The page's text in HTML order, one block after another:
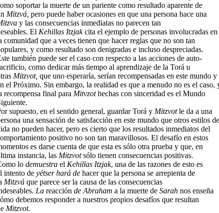
soportar la muerte de un pariente como resultado aparente de
Mitzvá, pero puede haber ocasiones en que una persona hace una
y las consecuencias inmediatas no parecen tan
El Kehillas Itzjakcita el ejemplo de personas involucradas en
comunidad que a veces tienen que hacer reglas que no son tan
y como resultado son denigradas e incluso despreciadas.
también puede ser el caso con respecto a las acciones de auto-
como dedicar más tiempo al aprendizaje de la Torá u
Mitzvot, que uno esperaría, serían recompensadas en este mundo y
el Próximo. Sin embargo, la realidad es que a menudo no es el caso,
recompensa final para Mitvzothechas con sinceridad es el Mundo
supuesto, en el sentido general, guardar Torá y Mitzvotle da a una
una sensación de satisfacción en este mundo que otros estilos de
no pueden hacer, pero es cierto que los resultados inmediatos del
positivo no son tan maravillosos. El desafío en estos
es darse cuenta de que esta es sólo otra prueba y que, en
instancia, las Mitzvotsólo tienen consecuencias positivas.
lo demuestra el Kehillas Itzjak, una de las razones de esto es
intento de yétser hará de hacer que la persona se arrepienta de
Mitzvá que parece ser la causa de las consecuencias
La reacción de Abraham a la muerte de Sarah nos enseña
debemos responder a nuestros propios desafíos que resultan
Mitzvot.